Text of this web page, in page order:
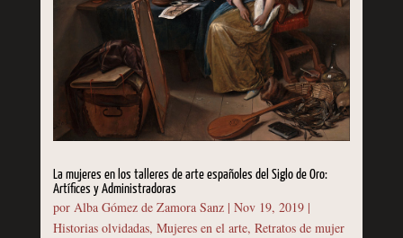
La mujeres en los talleres de arte españoles del Siglo de Oro:
Artífices y Administradoras
por Alba Gómez de Zamora Sanz| Nov 19, 2019|
Historias olvidadas, Mujeres en el arte, Retratos de mujer